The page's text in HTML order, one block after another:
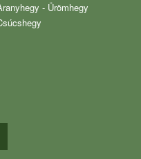
- Ürömhegy